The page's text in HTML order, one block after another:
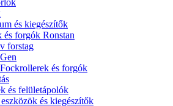
és kiegészítők
és forgók Ronstan
forstag
és forgók
és felületápolók
és kiegészítők